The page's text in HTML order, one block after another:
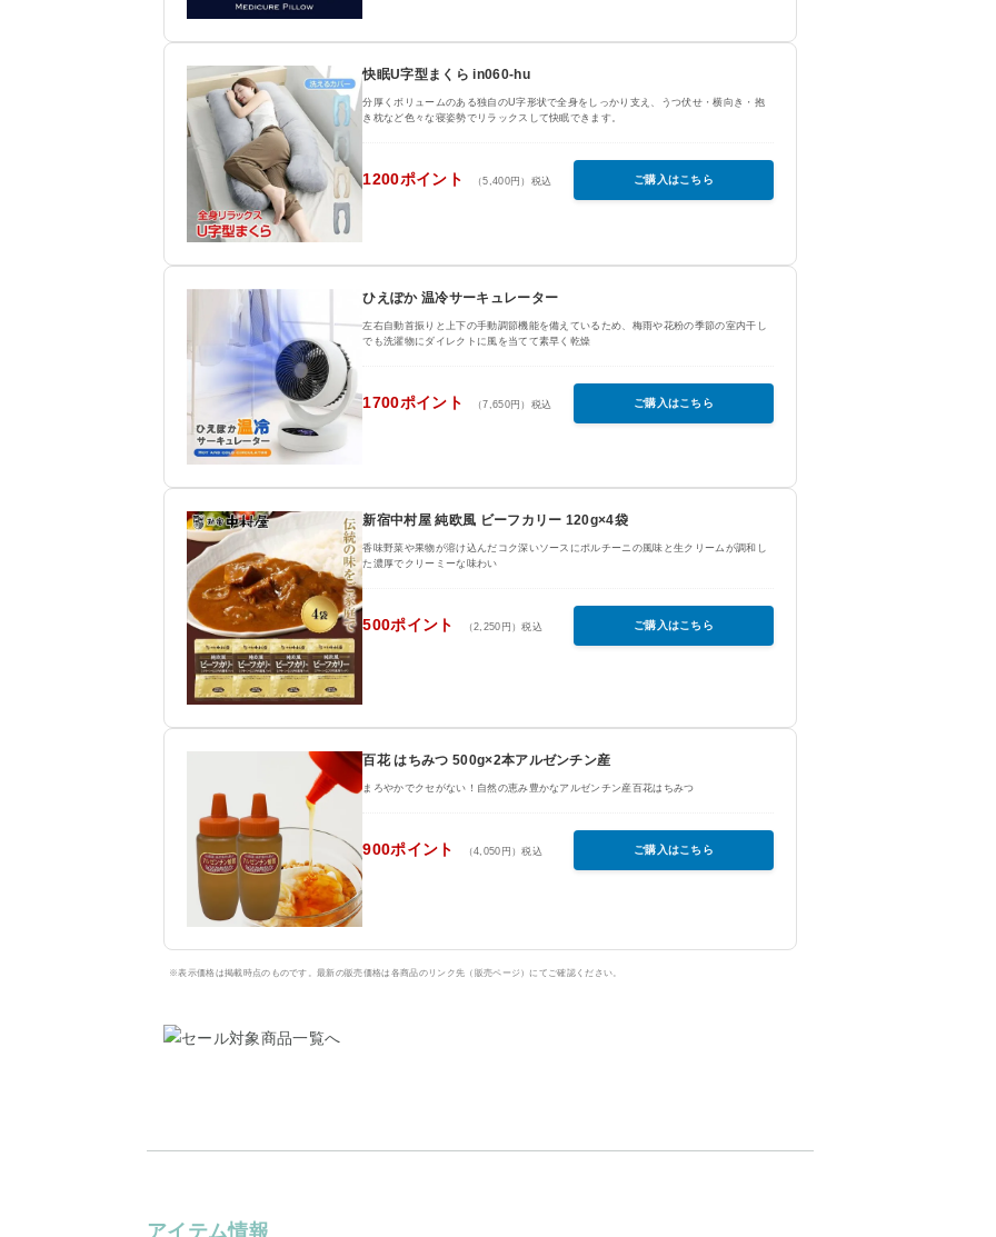
快眠U字型まくら in060-hu
分厚くボリュームのある独自のU字形状で全身をしっかり支え、うつ伏せ・横向き・抱
き枕など色々な寝姿勢でリラックスして快眠できます。
1200ポイント （5,400円）税込 ご購入はこちら
ひえぽか 温冷サーキュレーター
左右自動首振りと上下の手動調節機能を備えているため、梅雨や花粉の季節の室内干し
でも洗濯物にダイレクトに風を当てて素早く乾燥
1700ポイント （7,650円）税込 ご購入はこちら
新宿中村屋 純欧風 ビーフカリー 120g×4袋
香味野菜や果物が溶け込んだコク深いソースにポルチーニの風味と生クリームが調和し
た濃厚でクリーミーな味わい
500ポイント （2,250円）税込 ご購入はこちら
百花 はちみつ 500g×2本アルゼンチン産
まろやかでクセがない！自然の恵み豊かなアルゼンチン産百花はちみつ
900ポイント （4,050円）税込 ご購入はこちら
※表示価格は掲載時点のものです。最新の販売価格は各商品のリンク先（販売ページ）にてご確認ください。
アイテム情報